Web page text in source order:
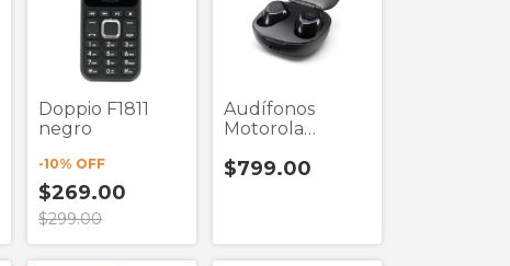
Doppio F1811
negro
-10% OFF
$269.00
$299.00
Audífonos
Motorola
Negro True
$799.00